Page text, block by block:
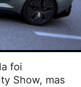
foi
Show, mas